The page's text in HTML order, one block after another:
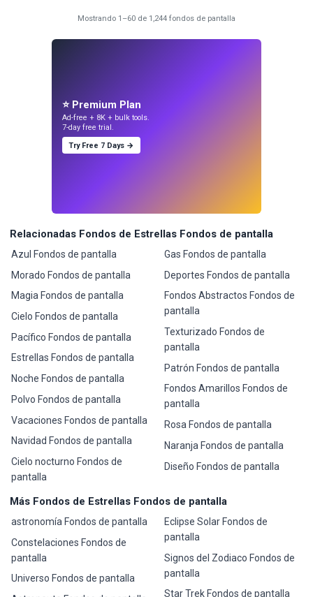
Mostrando 1–60 de 1,244 fondos de pantalla
⭐ Premium Plan
Ad-free + 8K + bulk tools.
7-day free trial.
Try Free 7 Days →
Relacionadas Fondos de Estrellas Fondos de pantalla
Azul Fondos de pantalla
Morado Fondos de pantalla
Magia Fondos de pantalla
Cielo Fondos de pantalla
Pacífico Fondos de pantalla
Estrellas Fondos de pantalla
Noche Fondos de pantalla
Polvo Fondos de pantalla
Vacaciones Fondos de pantalla
Navidad Fondos de pantalla
Cielo nocturno Fondos de
pantalla
Gas Fondos de pantalla
Deportes Fondos de pantalla
Fondos Abstractos Fondos de
pantalla
Texturizado Fondos de
pantalla
Patrón Fondos de pantalla
Fondos Amarillos Fondos de
pantalla
Rosa Fondos de pantalla
Naranja Fondos de pantalla
Diseño Fondos de pantalla
Más Fondos de Estrellas Fondos de pantalla
astronomía Fondos de pantalla
Constelaciones Fondos de
pantalla
Universo Fondos de pantalla
Eclipse Solar Fondos de
pantalla
Signos del Zodiaco Fondos de
pantalla
Star Trek Fondos de pantalla